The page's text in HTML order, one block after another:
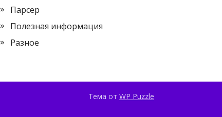
Парсер
Полезная информация
Разное
Тема от WP Puzzle